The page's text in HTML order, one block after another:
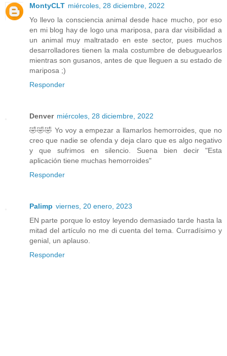
MontyCLT miércoles, 28 diciembre, 2022
Yo llevo la consciencia animal desde hace mucho, por eso
en mi blog hay de logo una mariposa, para dar visibilidad a
un animal muy maltratado en este sector, pues muchos
desarrolladores tienen la mala costumbre de debuguearlos
mientras son gusanos, antes de que lleguen a su estado de
mariposa ;)
Responder
Denver miércoles, 28 diciembre, 2022
🤣🤣🤣 Yo voy a empezar a llamarlos hemorroides, que no
creo que nadie se ofenda y deja claro que es algo negativo
y que sufrimos en silencio. Suena bien decir "Esta
aplicación tiene muchas hemorroides"
Responder
Palimp viernes, 20 enero, 2023
EN parte porque lo estoy leyendo demasiado tarde hasta la
mitad del artículo no me di cuenta del tema. Curradísimo y
genial, un aplauso.
Responder